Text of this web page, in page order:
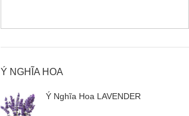
Ý NGHĨA HOA
Ý Nghĩa Hoa LAVENDER